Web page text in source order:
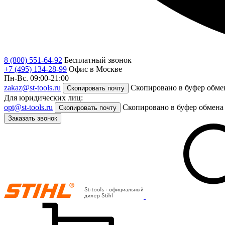
8 (800) 551-64-92 Бесплатный звонок
+7 (495) 134-28-99 Офис в Москве
Пн-Вс. 09:00-21:00
zakaz@st-tools.ru
Скопировать почту
Скопировано в буфер
Для юридических лиц:
opt@st-tools.ru
Скопировать почту Скопировано в буфер обмена
Заказать звонок